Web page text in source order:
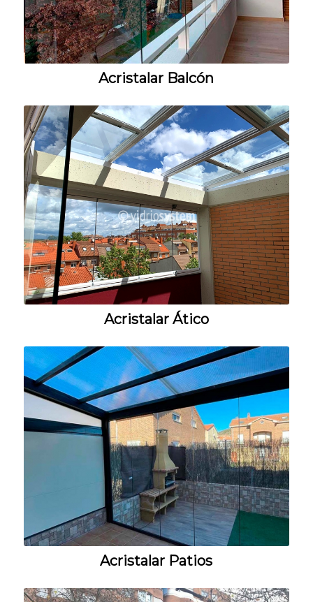
Acristalar Balcón
Acristalar Ático
Acristalar Patios